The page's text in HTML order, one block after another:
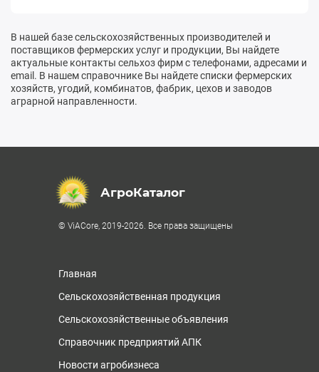
В нашей базе сельскохозяйственных производителей и
поставщиков фермерских услуг и продукции, Вы найдете
актуальные контакты сельхоз фирм с телефонами, адресами и
email. В нашем справочнике Вы найдете списки фермерских
хозяйств, угодий, комбинатов, фабрик, цехов и заводов
аграрной направленности.
АгроКаталог
© ViACore, 2019-2026. Все права защищены
Главная
Сельскохозяйственная продукция
Сельскохозяйственные объявления
Справочник предприятий АПК
Новости агробизнеса